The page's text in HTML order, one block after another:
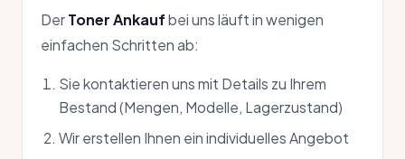
DerToner Ankaufbei uns läuft in wenigen
einfachen Schritten ab:
Sie kontaktieren uns mit Details zu Ihrem
Bestand (Mengen, Modelle, Lagerzustand)
Wir erstellen Ihnen ein individuelles Angebot